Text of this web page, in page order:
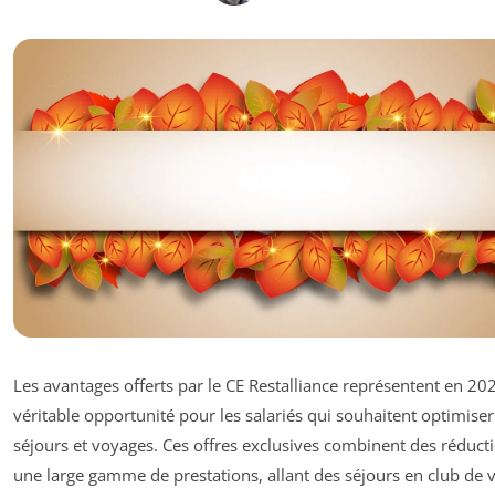
Les avantages offerts par le CE Restalliance représentent en
véritable opportunité pour les salariés qui souhaitent
séjours et voyages. Ces offres exclusives combinent des
une large gamme de prestations, allant des séjours en club de